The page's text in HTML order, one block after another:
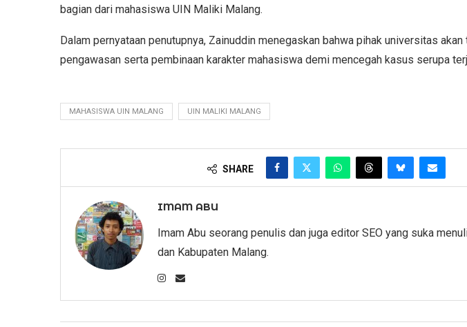
bagian dari mahasiswa UIN Maliki Malang.
Dalam pernyataan penutupnya, Zainuddin menegaskan bahwa pihak universitas
pengawasan serta pembinaan karakter mahasiswa demi mencegah kasus serupa
MAHASISWA UIN MALANG UIN MALIKI MALANG
SHARE
IMAM ABU
Imam Abu seorang penulis dan juga editor SEO yang suka
dan Kabupaten Malang.